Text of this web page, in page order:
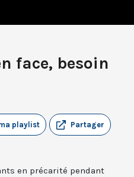
face, besoin
Partager
playlist
en précarité pendant